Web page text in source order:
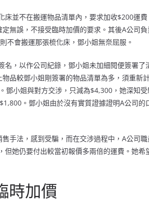
床並不在搬運物品清單內，要求加收$200運
無誤，不接受臨時加價的要求。其後A公司
不會搬運那張梳化床，鄧小姐無奈屈服。
名，以作公司紀錄，鄧小姐未加細閱便簽署了
品較鄧小姐剛簽署的物品清單為多，須重新
鄧小姐與對方交涉，只減為$4,300，她深知
。鄧小姐由於沒有實質證據證明A公司的
手法，感到受騙，而在交涉過程中，A公司
但她仍要付出較當初報價多兩倍的運費。她希
時加價